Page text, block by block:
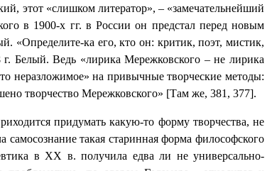
этот «слишком литератор», – «замечательнейший
в 1900-х гг. в России он предстал перед новым
«Определите-ка его, кто он: критик, поэт, мистик,
Белый. Ведь «лирика Мережковского – не лирика
неразложимое» на привычные творческие методы:
творчество Мережковского» [Там же, 381, 377].
придумать какую-то форму творчества, не
самосознание такая старинная форма философского
в ХХ в. получила едва ли не универсально-